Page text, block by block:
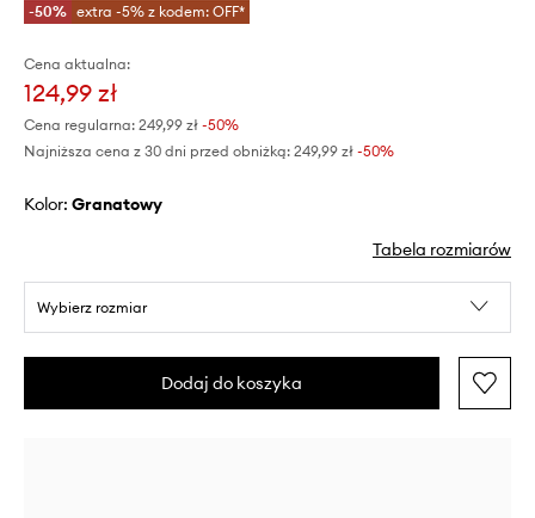
-50% extra -5% z kodem: OFF*
Cena aktualna:
124,99 zł
Cena regularna: 249,99 zł -50%
Najniższa cena z 30 dni przed obniżką: 249,99 zł -50%
Kolor: granatowy
Tabela rozmiarów
Wybierz rozmiar
Dodaj do koszyka